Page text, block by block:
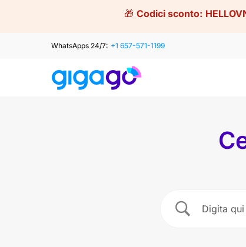
🎁 Codici sconto:
WhatsApps 24/7: +1 657-571-1199